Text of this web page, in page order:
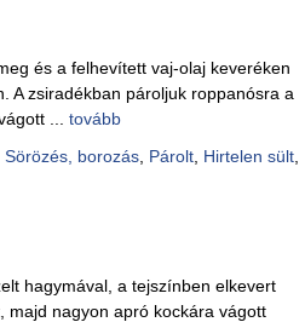
és a felhevített vaj-olaj keveréken
A zsiradékban pároljuk roppanósra a
... tovább
Sörözés, borozás, Párolt, Hirtelen sült,
hagymával, a tejszínben elkevert
majd nagyon apró kockára vágott